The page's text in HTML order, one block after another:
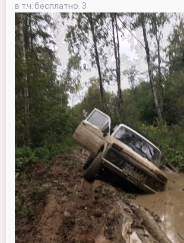
в т.ч. бесплатно: 3